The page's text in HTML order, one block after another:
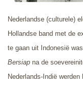
Nederlandse (culturele)
Hollandse band met de
te gaan uit Indonesië
Bersiap na de
Nederlands-Indië